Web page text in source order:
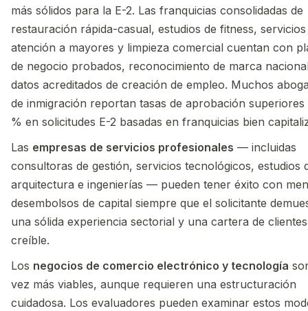
más sólidos para la E-2. Las franquicias consolidadas de
restauración rápida-casual, estudios de fitness, servicios
atención a mayores y limpieza comercial cuentan con
de negocio probados, reconocimiento de marca
datos acreditados de creación de empleo. Muchos
de inmigración reportan tasas de aprobación superiores
% en solicitudes E-2 basadas en franquicias bien
Las empresas de servicios profesionales — incluidas
consultoras de gestión, servicios tecnológicos, estudios
arquitectura e ingenierías — pueden tener éxito con
desembolsos de capital siempre que el solicitante
una sólida experiencia sectorial y una cartera de clientes
creíble.
Los negocios de comercio electrónico y tecnología
vez más viables, aunque requieren una estructuración
cuidadosa. Los evaluadores pueden examinar estos